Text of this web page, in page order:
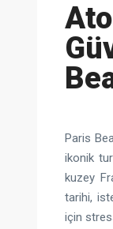
Paris
ikonik
kuzey
tarihi,
için